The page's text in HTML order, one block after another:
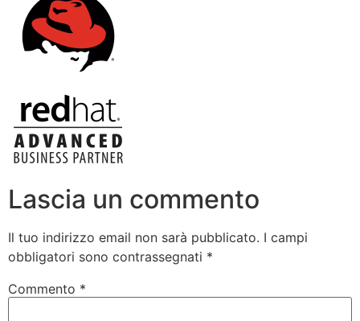
Lascia un commento
Il tuo indirizzo email non sarà pubblicato. I campi
obbligatori sono contrassegnati *
Commento *